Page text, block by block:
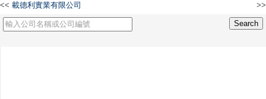
<< 載德利實業有限公司 >>